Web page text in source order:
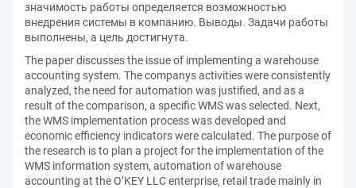
значимость работы определяется возможностью
внедрения системы в компанию. Выводы. Задачи работы
выполнены, а цель достигнута.
The paper discusses the issue of implementing a warehouse
accounting system. The companys activities were consistently
analyzed, the need for automation was justified, and as a
result of the comparison, a specific WMS was selected. Next,
the WMS implementation process was developed and
economic efficiency indicators were calculated. The purpose of
the research is to plan a project for the implementation of the
WMS information system, automation of warehouse
accounting at the O’KEY LLC enterprise, retail trade mainly in